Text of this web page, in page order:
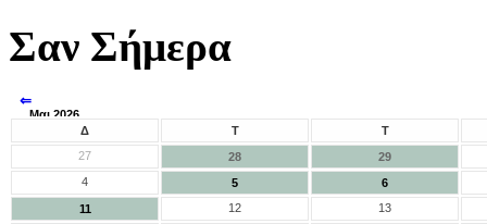
Σαν Σήμερα
⇐
Μαι 2026
Δ Τ
Τ
27
28
29
4
5
6
11
12 13